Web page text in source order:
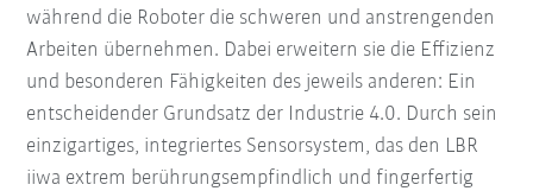
während die Roboter die schweren und anstrengenden
Arbeiten übernehmen. Dabei erweitern sie die Effizienz
und besonderen Fähigkeiten des jeweils anderen: Ein
entscheidender Grundsatz der Industrie 4.0. Durch sein
einzigartiges, integriertes Sensorsystem, das den LBR
iiwa extrem berührungsempfindlich und fingerfertig